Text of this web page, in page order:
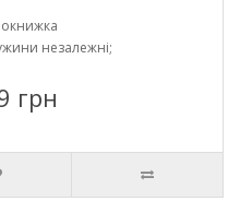
незалежні;
грн